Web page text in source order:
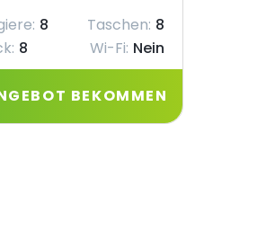
8 Taschen: 8
8 Wi-Fi: Nein
BEKOMMEN